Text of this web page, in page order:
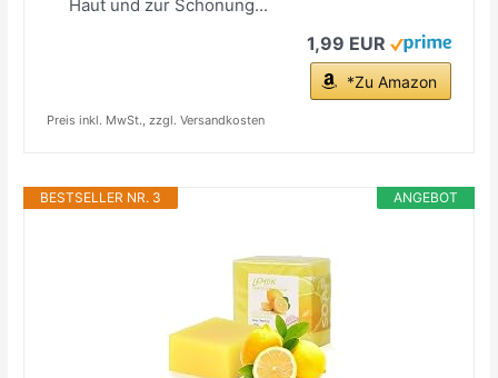
Haut und zur Schonung...
1,99 EUR
*Zu Amazon
Preis inkl. MwSt., zzgl. Versandkosten
ANGEBOT
BESTSELLER NR. 3